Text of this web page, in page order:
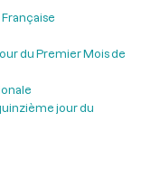
du Premier Mois de
jour du